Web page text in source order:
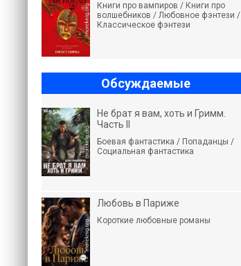
Книги про вампиров / Книги про
волшебников / Любовное фэнтези /
Классическое фэнтези
Обсуждаемые
Не брат я вам, хоть и Гримм.
Часть II
Боевая фантастика / Попаданцы /
Социальная фантастика
Любовь в Париже
Короткие любовные романы